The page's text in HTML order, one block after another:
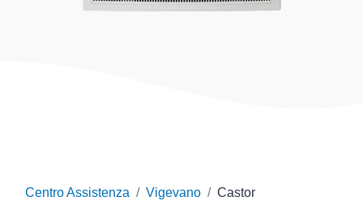
Centro Assistenza Vigevano Castor